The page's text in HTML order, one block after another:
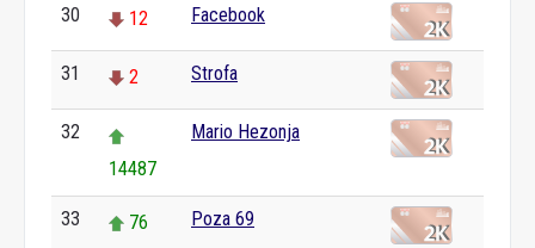
30 12 Facebook
31 2 Strofa
32
14487
Mario Hezonja
33 76 Poza 69